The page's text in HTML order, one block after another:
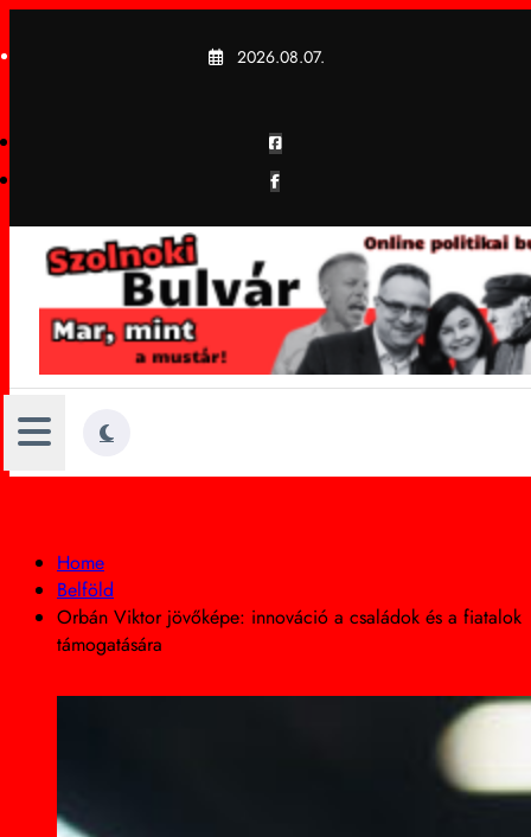
2026.08.07.
Home
Belföld
Orbán Viktor jövőképe: innováció a családok és a fiatalok
támogatására